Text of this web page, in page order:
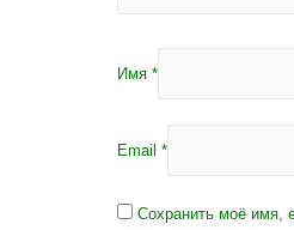
Имя *
Email *
Сохранить моё имя,